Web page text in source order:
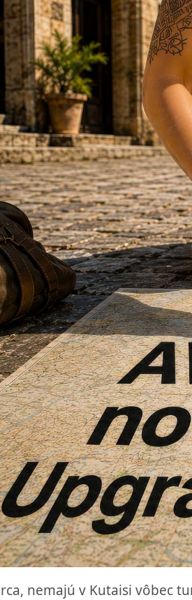
nemajú v Kutaisi vôbec